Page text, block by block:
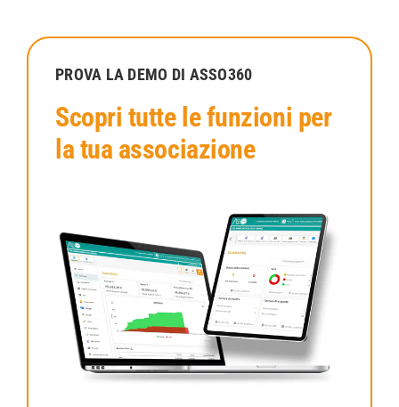
PROVA LA DEMO DI ASSO360
Scopri tutte le funzioni per
la tua associazione